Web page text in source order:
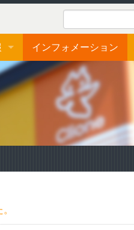
ム
インフォメーション